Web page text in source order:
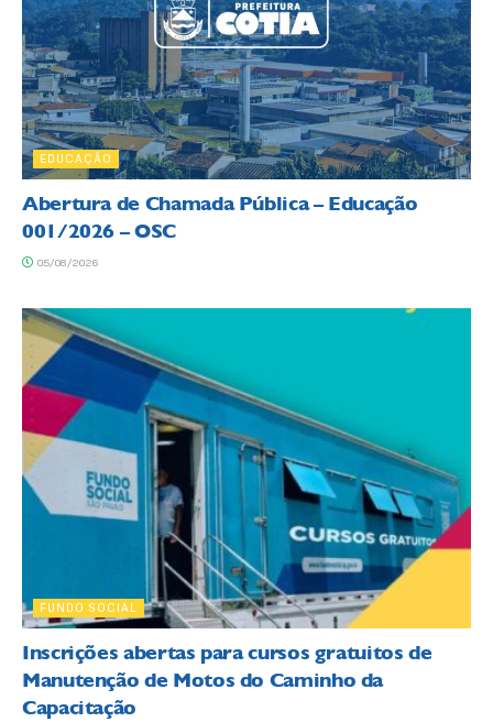
EDUCAÇÃO
Abertura de Chamada Pública – Educação
001/2026 – OSC
05/08/2026
FUNDO SOCIAL
Inscrições abertas para cursos gratuitos de
Manutenção de Motos do Caminho da
Capacitação